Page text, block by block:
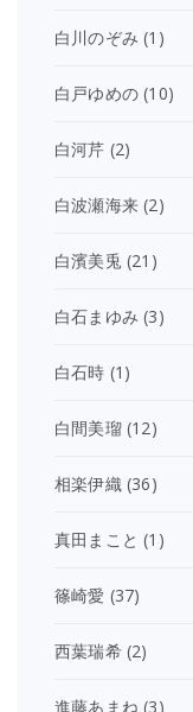
白川のぞみ (1)
白戸ゆめの (10)
白河芹 (2)
白波瀬海来 (2)
白濱美兎(21)
白石まゆみ (3)
白石時 (1)
白間美瑠(12)
相楽伊織(36)
真田まこと (1)
篠崎愛 (37)
西葉瑞希(2)
進藤あまね (3)